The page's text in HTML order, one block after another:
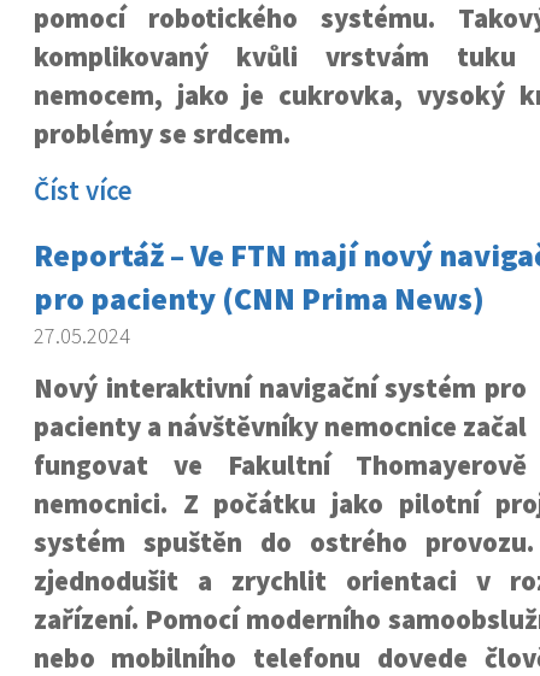
pomocí robotického systému.
komplikovaný kvůli vrstvám tuku
nemocem, jako je cukrovka, vysoký
problémy se srdcem.
Číst více
Reportáž – Ve FTN mají nový
pro pacienty (CNN Prima News)
27.05.2024
Nový interaktivní navigační systém pro
pacienty a návštěvníky nemocnice začal
fungovat ve Fakultní Thomayerově
nemocnici. Z počátku jako pilotní
systém spuštěn do ostrého
zjednodušit a zrychlit orientaci v
zařízení. Pomocí moderního
nebo mobilního telefonu dovede